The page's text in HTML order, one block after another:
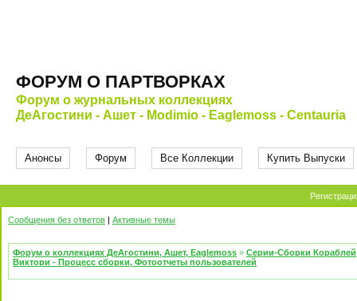
ФОРУМ О ПАРТВОРКАХ
Форум о журнальных коллекциях
ДеАгостини - Ашет - Modimio - Eaglemoss - Centauria
Анонсы Форум Все Коллекции Купить Выпуски
Сообщения без ответов | Активные темы
Форум о коллекциях ДеАгостини, Ашет, Eaglemoss » Серии-Сборки Кораблей
Виктори - Процесс сборки, Фотоотчеты пользователей